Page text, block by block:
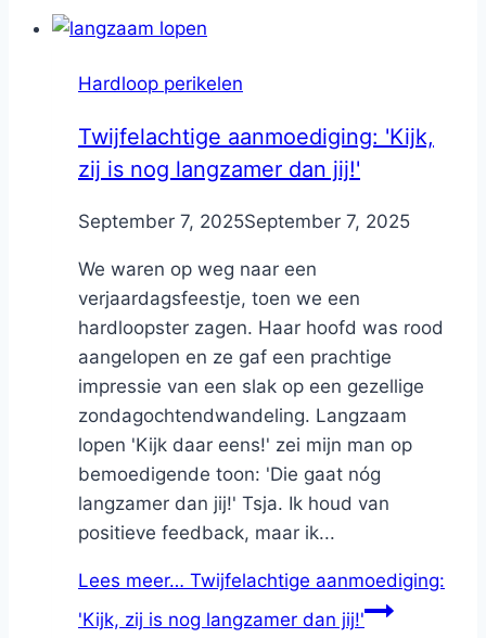
Hardloop perikelen
Twijfelachtige aanmoediging: 'Kijk,
zij is nog langzamer dan jij!'
ByNicole
September 7, 2025September 7, 2025
We waren op weg naar een
verjaardagsfeestje, toen we een
hardloopster zagen. Haar hoofd was rood
aangelopen en ze gaf een prachtige
impressie van een slak op een gezellige
zondagochtendwandeling. Langzaam
lopen 'Kijk daar eens!' zei mijn man op
bemoedigende toon: 'Die gaat nóg
langzamer dan jij!' Tsja. Ik houd van
positieve feedback, maar ik...
Lees meer… Twijfelachtige aanmoediging:
'Kijk, zij is nog langzamer dan jij!'